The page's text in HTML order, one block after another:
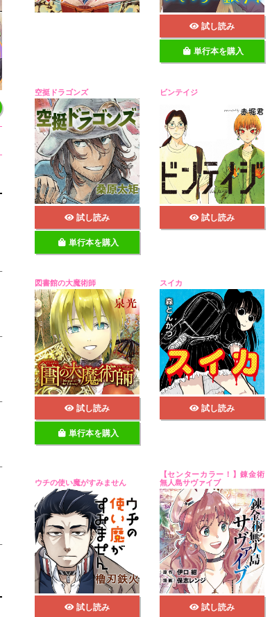
試し読み
単行本を購入
空挺ドラゴンズ
試し読み
単行本を購入
ビンテイジ
試し読み
図書館の大魔術師
試し読み
単行本を購入
スイカ
試し読み
ウチの使い魔がすみません
試し読み
【センターカラー！】錬金術
無人島サヴァイブ
試し読み